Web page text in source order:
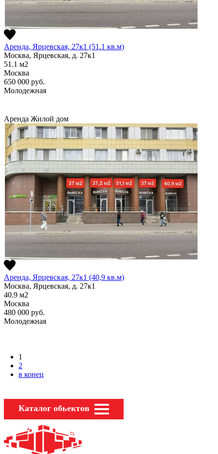
Аренда, Ярцевская, 27к1 (51.1 кв.м)
Москва, Ярцевская, д. 27к1
51.1 м2
Москва
650 000 руб.
Молодежная
Аренда Жилой дом
Аренда, Ярцевская, 27к1 (40,9 кв.м)
Москва, Ярцевская, д. 27к1
40.9 м2
Москва
480 000 руб.
Молодежная
1
2
в конец
Каталог обьектов